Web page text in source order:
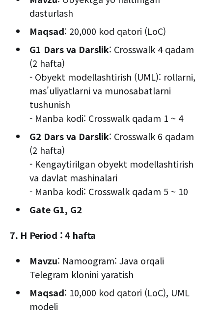
dasturlash
Maqsad: 20,000 kod qatori (LoC)
G1 Dars va Darslik: Crosswalk 4 qadam
(2 hafta)
- Obyekt modellashtirish (UML): rollarni,
mas'uliyatlarni va munosabatlarni
tushunish
- Manba kodi: Crosswalk qadam 1 ~ 4
G2 Dars va Darslik: Crosswalk 6 qadam
(2 hafta)
- Kengaytirilgan obyekt modellashtirish
va davlat mashinalari
- Manba kodi: Crosswalk qadam 5 ~ 10
Gate G1, G2
7. H Period : 4 hafta
Mavzu: Namoogram: Java orqali
Telegram klonini yaratish
Maqsad: 10,000 kod qatori (LoC), UML
modeli